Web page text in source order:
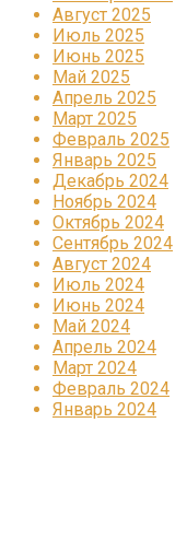
Август 2025
Июль 2025
Июнь 2025
Май 2025
Апрель 2025
Март 2025
Февраль 2025
Январь 2025
Декабрь 2024
Ноябрь 2024
Октябрь 2024
Сентябрь 2024
Август 2024
Июль 2024
Июнь 2024
Май 2024
Апрель 2024
Март 2024
Февраль 2024
Январь 2024